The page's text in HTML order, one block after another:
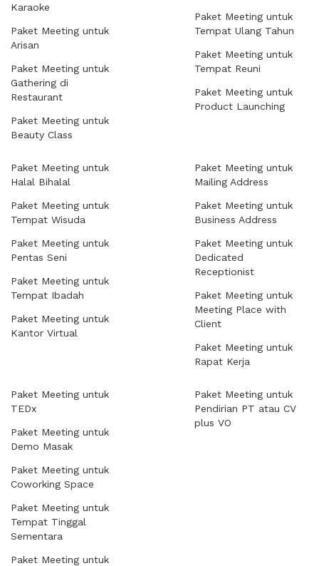
Karaoke
Paket Meeting untuk
Arisan
Paket Meeting untuk
Gathering di
Restaurant
Paket Meeting untuk
Beauty Class
Paket Meeting untuk
Tempat Ulang Tahun
Paket Meeting untuk
Tempat Reuni
Paket Meeting untuk
Product Launching
Paket Meeting untuk
Halal Bihalal
Paket Meeting untuk
Tempat Wisuda
Paket Meeting untuk
Pentas Seni
Paket Meeting untuk
Tempat Ibadah
Paket Meeting untuk
Kantor Virtual
Paket Meeting untuk
Mailing Address
Paket Meeting untuk
Business Address
Paket Meeting untuk
Dedicated
Receptionist
Paket Meeting untuk
Meeting Place with
Client
Paket Meeting untuk
Rapat Kerja
Paket Meeting untuk
TEDx
Paket Meeting untuk
Demo Masak
Paket Meeting untuk
Coworking Space
Paket Meeting untuk
Tempat Tinggal
Sementara
Paket Meeting untuk
Paket Meeting untuk
Pendirian PT atau CV
plus VO